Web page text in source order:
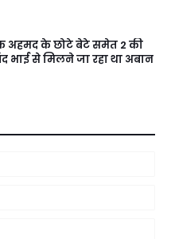
अहमद के छोटे बेटे समेत 2 की
भाई से मिलने जा रहा था अबान